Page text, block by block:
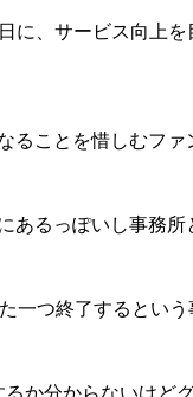
に、サービス向上
ことを惜しむファ
あるっぽいし事務
一つ終了するとい
るか分からないけど